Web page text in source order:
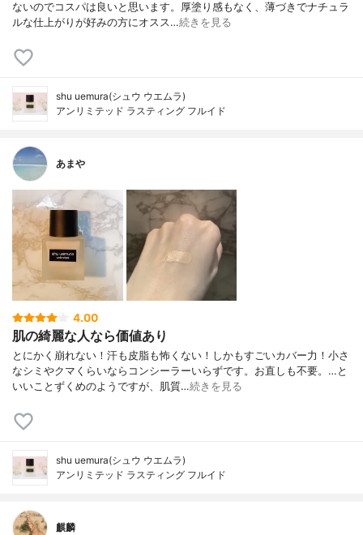
ないのでコスパは良いと思います。厚塗り感もなく、薄づきでナチュラ
ルな仕上がりが好みの方にオスス…続きを見る
shu uemura(シュウ ウエムラ)
アンリミテッド ラスティング フルイド
あまや
4.00
肌の綺麗な人なら価値あり
とにかく崩れない！汗も皮脂も怖くない！しかもすごいカバー力！小さ
なシミやクマくらいならコンシーラーいらずです。お直しも不要。…と
いいことずくめのようですが、肌質…続きを見る
shu uemura(シュウ ウエムラ)
アンリミテッド ラスティング フルイド
麒麟